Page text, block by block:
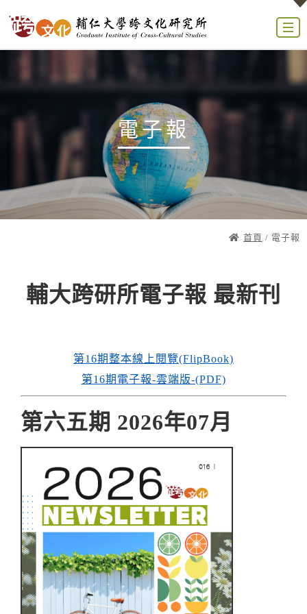
電子報
首頁 / 電子報
輔大跨研所電子報 最新刊
第16期整本線上閱覽(FlipBook)
第16期電子報-雲端版-(PDF)
第六五期 2026年07月